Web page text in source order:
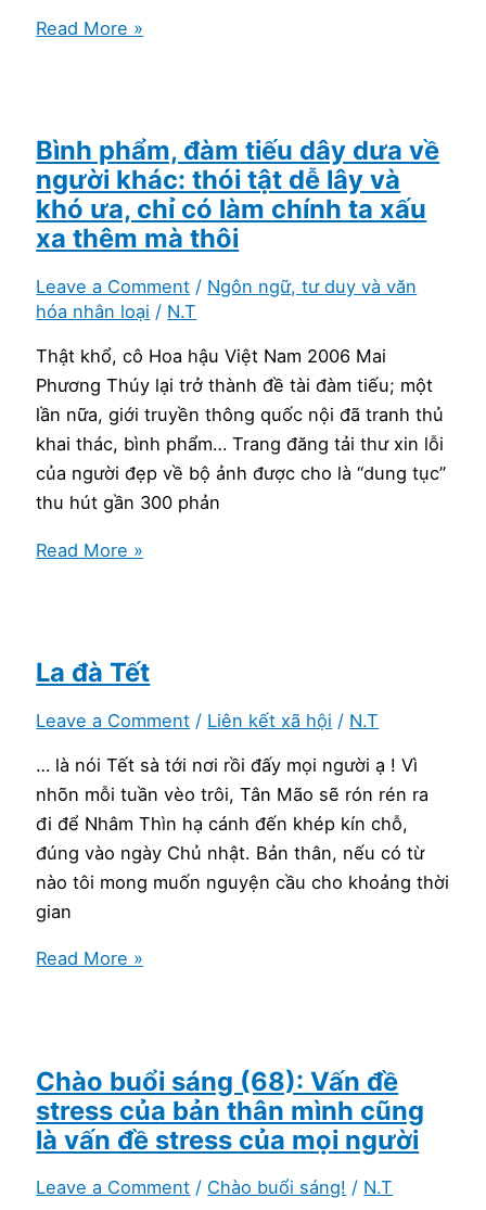
Đam
và
ý
nghĩ
muốn
chuyên
gia
tự
mình
gây
tê
Read More »
Bình phẩm, đàm tiếu dây dưa về
người khác: thói tật dễ lây và
khó ưa, chỉ có làm chính ta xấu
xa thêm mà thôi
Leave a Comment / Ngôn ngữ, tư duy và văn
hóa nhân loại / N.T
Thật khổ, cô Hoa hậu Việt Nam 2006 Mai
Phương Thúy lại trở thành đề tài đàm tiếu; một
lần nữa, giới truyền thông quốc nội đã tranh thủ
khai thác, bình phẩm… Trang đăng tải thư xin lỗi
của người đẹp về bộ ảnh được cho là “dung tục”
thu hút gần 300 phản
Bình
dây
về
người
khác:
thói
tật
dễ
lây
và
khó
làm
chính
ta
xa
Read More »
La đà Tết
Leave a Comment / Liên kết xã hội / N.T
… là nói Tết sà tới nơi rồi đấy mọi người ạ ! Vì
nhõn mỗi tuần vèo trôi, Tân Mão sẽ rón rén ra
đi để Nhâm Thìn hạ cánh đến khép kín chỗ,
đúng vào ngày Chủ nhật. Bản thân, nếu có từ
nào tôi mong muốn nguyện cầu cho khoảng thời
gian
La
Read More »
Chào buổi sáng (68): Vấn đề
stress của bản thân mình cũng
là vấn đề stress của mọi người
Leave a Comment / Chào buổi sáng! / N.T